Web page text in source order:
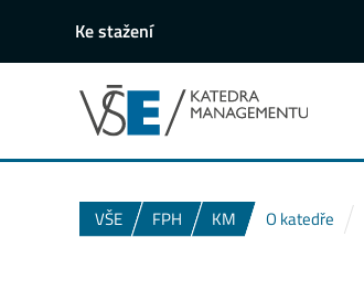
Ke stažení
VŠE FPH KM O katedře